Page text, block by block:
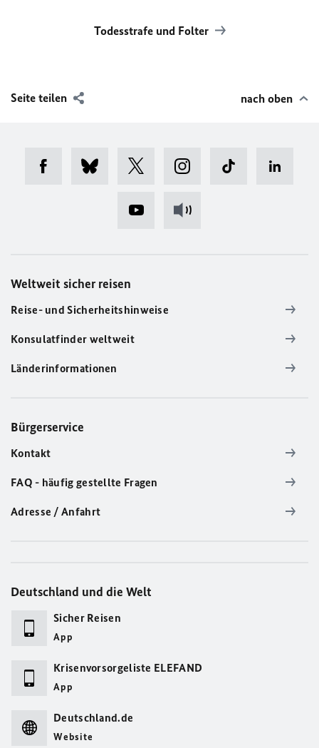
Todesstrafe und Folter
Seite teilen nach oben
Weltweit sicher reisen
Reise- und Sicherheitshinweise
Konsulatfinder weltweit
Länderinformationen
Bürgerservice
Kontakt
FAQ - häufig gestellte Fragen
Adresse / Anfahrt
Deutschland und die Welt
Sicher Reisen
App
Krisenvorsorgeliste ELEFAND
App
Deutschland.de
Website